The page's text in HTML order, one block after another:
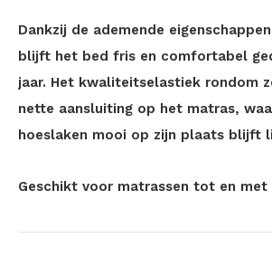
Dankzij de ademende
blijft het bed fris en comfortabel
jaar. Het kwaliteitselastiek rondom
nette aansluiting op het matras,
hoeslaken mooi op zijn plaats blijft
Geschikt voor matrassen tot en met